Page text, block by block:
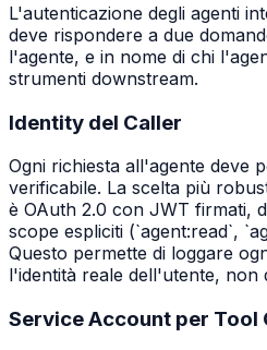
L'autenticazione degli agenti
deve rispondere a due
l'agente, e in nome di chi
strumenti downstream.
Identity del Caller
Ogni richiesta all'agente deve
verificabile. La scelta più
è OAuth 2.0 con JWT firmati,
scope espliciti (`agent:read`,
Questo permette di loggare
l'identità reale dell'utente, non
Service Account per Tool